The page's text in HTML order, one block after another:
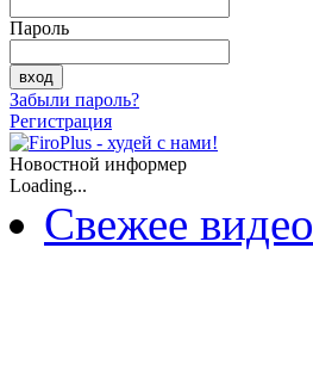
Пароль
Забыли пароль?
Регистрация
Новостной информер
Loading...
Свежее видео